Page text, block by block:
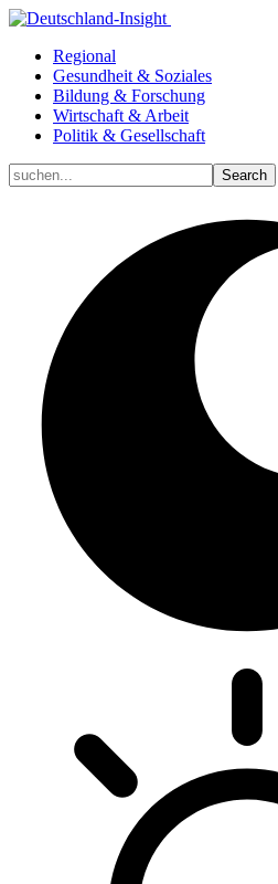
Regional
Gesundheit & Soziales
Bildung & Forschung
Wirtschaft & Arbeit
Politik & Gesellschaft